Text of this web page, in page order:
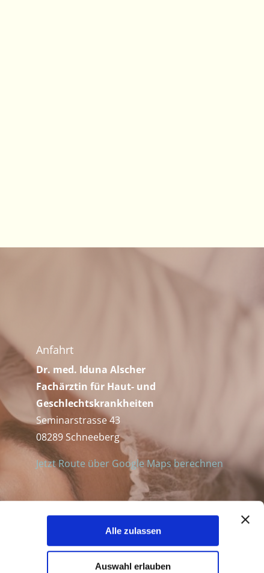
Alle zulassen
Auswahl erlauben
Anfahrt
Dr. med. Iduna Alscher
Fachärztin für Haut- und
Geschlechtskrankheiten
Seminarstrasse 43
08289 Schneeberg
Jetzt Route über Google Maps berechnen